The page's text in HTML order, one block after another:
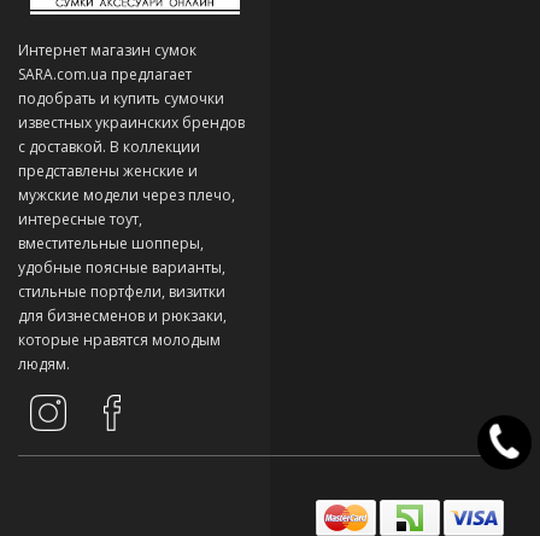
Интернет магазин сумок
SARA.com.ua предлагает
подобрать и купить сумочки
известных украинских брендов
с доставкой. В коллекции
представлены женские и
мужские модели через плечо,
интересные тоут,
вместительные шопперы,
удобные поясные варианты,
стильные портфели, визитки
для бизнесменов и рюкзаки,
которые нравятся молодым
людям.